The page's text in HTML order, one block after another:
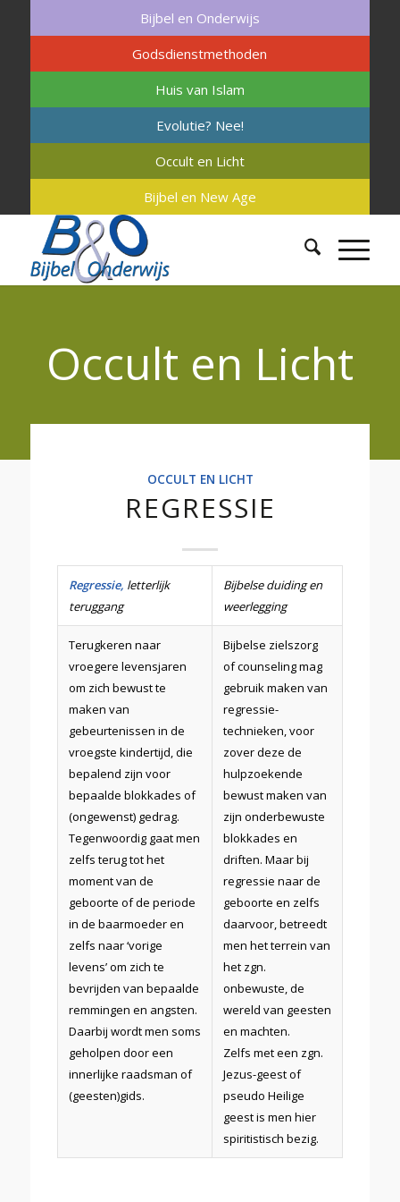
Bijbel en Onderwijs
Godsdienstmethoden
Huis van Islam
Evolutie? Nee!
Occult en Licht
Bijbel en New Age
Occult en Licht
OCCULT EN LICHT
REGRESSIE
Regressie, letterlijk
teruggang
Bijbelse duiding en
weerlegging
Terugkeren naar
vroegere levensjaren
om zich bewust te
maken van
gebeurtenissen in de
vroegste kindertijd, die
bepalend zijn voor
bepaalde blokkades of
(ongewenst) gedrag.
Tegenwoordig gaat men
zelfs terug tot het
moment van de
geboorte of de periode
in de baarmoeder en
zelfs naar ‘vorige
levens’ om zich te
bevrijden van bepaalde
remmingen en angsten.
Daarbij wordt men soms
geholpen door een
innerlijke raadsman of
(geesten)gids.
Bijbelse zielszorg
of counseling mag
gebruik maken van
regressie-
technieken, voor
zover deze de
hulpzoekende
bewust maken van
zijn onderbewuste
blokkades en
driften. Maar bij
regressie naar de
geboorte en zelfs
daarvoor, betreedt
men het terrein van
het zgn.
onbewuste, de
wereld van geesten
en machten.
Zelfs met een zgn.
Jezus-geest of
pseudo Heilige
geest is men hier
spiritistisch bezig.